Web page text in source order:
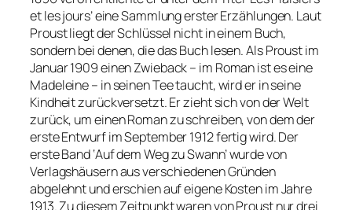
et les jours’ eine Sammlung erster Erzählungen. Laut
Proust liegt der Schlüssel nicht in einem Buch,
sondern bei denen, die das Buch lesen. Als Proust im
Januar 1909 einen Zwieback – im Roman ist es eine
Madeleine – in seinen Tee taucht, wird er in seine
Kindheit zurückversetzt. Er zieht sich von der Welt
zurück, um einen Roman zu schreiben, von dem der
erste Entwurf im September 1912 fertig wird. Der
erste Band ‘Auf dem Weg zu Swann’ wurde von
Verlagshäusern aus verschiedenen Gründen
abgelehnt und erschien auf eigene Kosten im Jahre
1913. Zu diesem Zeitpunkt waren von Proust nur drei